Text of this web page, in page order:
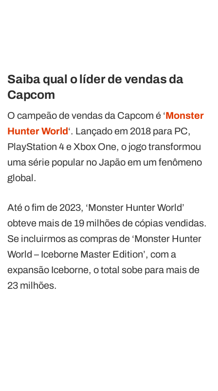
Saiba qual o líder de vendas da
Capcom
O campeão de vendas da Capcom é ‘Monster
Hunter World‘. Lançado em 2018 para PC,
PlayStation 4 e Xbox One, o jogo transformou
uma série popular no Japão em um fenômeno
global.
Até o fim de 2023, ‘Monster Hunter World’
obteve mais de 19 milhões de cópias vendidas.
Se incluirmos as compras de ‘Monster Hunter
World – Iceborne Master Edition’, com a
expansão Iceborne, o total sobe para mais de
23 milhões.